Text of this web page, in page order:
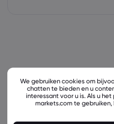
We gebruiken cookies om
chatten te bieden en u
interessant voor u is. Als u
markets.com te